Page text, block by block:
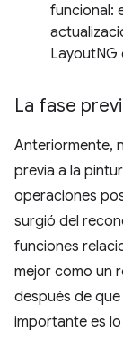
funcional:
LayoutNG
La fase
Anteriormente,
previa a la
operaciones
surgió del
funciones
mejor como un
después de
importante es